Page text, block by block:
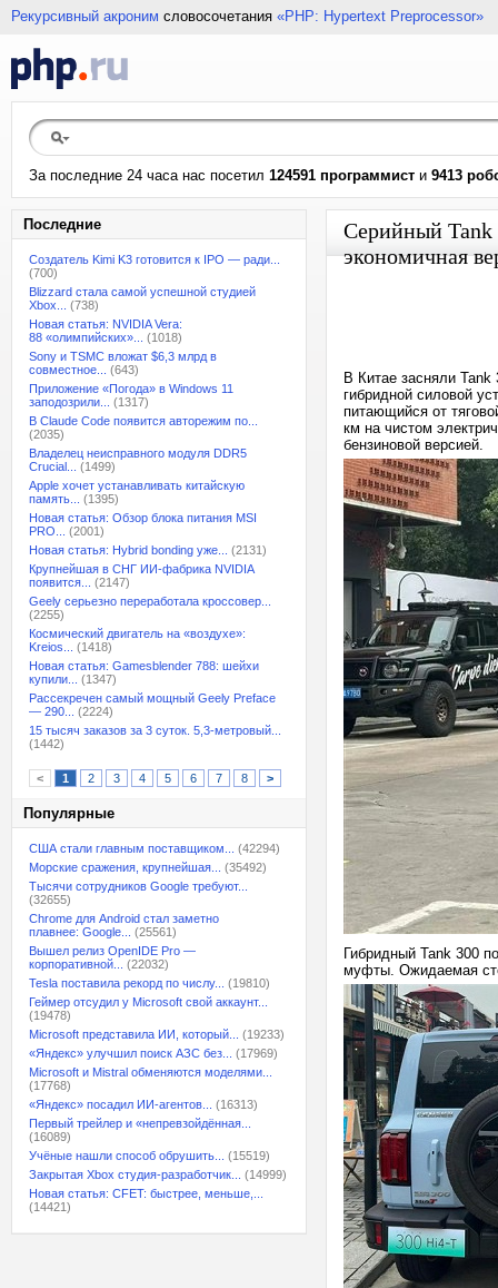
Рекурсивный акроним словосочетания «PHP: Hypertext Preprocessor»
За последние 24 часа нас посетил 124591 программист и 9413
Последние
Создатель Kimi K3 готовится к IPO — ради...
(700)
Blizzard стала самой успешной студией
Xbox...
(738)
Новая статья: NVIDIA Vera:
88 «олимпийских»...
(1018)
Sony и TSMC вложат $6,3 млрд в
совместное...
(643)
Приложение «Погода» в Windows 11
заподозрили...
(1317)
В Claude Code появится авторежим по...
(2035)
Владелец неисправного модуля DDR5
Crucial...
(1499)
Apple хочет устанавливать китайскую
память...
(1395)
Новая статья: Обзор блока питания MSI
PRO...
(2001)
Новая статья: Hybrid bonding уже...
(2131)
Крупнейшая в СНГ ИИ-фабрика NVIDIA
появится...
(2147)
Geely серьезно переработала кроссовер...
(2255)
Космический двигатель на «воздухе»:
Kreios...
(1418)
Новая статья: Gamesblender 788: шейхи
купили...
(1347)
Рассекречен самый мощный Geely Preface
— 290...
(2224)
15 тысяч заказов за 3 суток. 5,3-метровый...
(1442)
< 1 2 3 4 5 6 7 8 >
Популярные
США стали главным поставщиком...
(42294)
Морские сражения, крупнейшая...
(35492)
Тысячи сотрудников Google требуют...
(32655)
Chrome для Android стал заметно
плавнее: Google...
(25561)
Вышел релиз OpenIDE Pro —
корпоративной...
(22032)
Tesla поставила рекорд по числу...
(19810)
Геймер отсудил у Microsoft свой аккаунт...
(19478)
Microsoft представила ИИ, который...
(19233)
«Яндекс» улучшил поиск АЗС без...
(17969)
Microsoft и Mistral обменяются моделями...
(17768)
«Яндекс» посадил ИИ-агентов...
(16313)
Первый трейлер и «непревзойдённая...
(16089)
Учёные нашли способ обрушить...
(15519)
Закрытая Xbox студия-разработчик...
(14999)
Новая статья: CFET: быстрее, меньше,...
(14421)
Серийный Tank
экономичная
В Китае засняли
гибридной силовой
питающийся от
км на чистом
бензиновой версией.
Гибридный Tank 300
муфты. Ожидаемая